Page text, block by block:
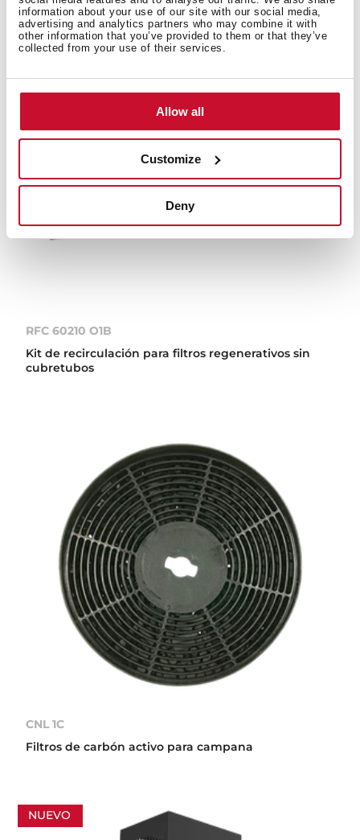
information about your use of our site with our social media,
advertising and analytics partners who may combine it with
other information that you’ve provided to them or that they’ve
collected from your use of their services.
Allow all
Customize
Deny
RFC 60210 O1B
Kit de recirculación para filtros regenerativos sin
cubretubos
CNL 1C
Filtros de carbón activo para campana
NUEVO